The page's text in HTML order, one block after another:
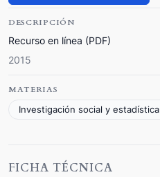
DESCRIPCIÓN
Recurso en línea (PDF)
2015
MATERIAS
Investigación social y estadística
FICHA TÉCNICA